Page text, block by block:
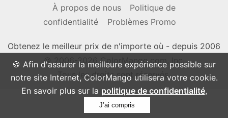
🍪 Afin d'assurer la meilleure expérience possible sur
notre site Internet, ColorMango utilisera votre cookie.
En savoir plus sur la politique de confidentialité,
J’ai compris
À propos de nous
Politique de
confidentialité
Problèmes Promo
Obtenez le meilleur prix de n'importe où - depuis 2006
© 2006-2026 ColorMango.com, Inc.
Tous les droits sont réservés.